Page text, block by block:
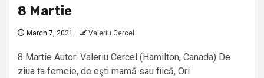
8 Martie
March 7, 2021 Valeriu Cercel
8 Martie Autor: Valeriu Cercel (Hamilton, Canada) De
ziua ta femeie, de eşti mamă sau fiică, Ori